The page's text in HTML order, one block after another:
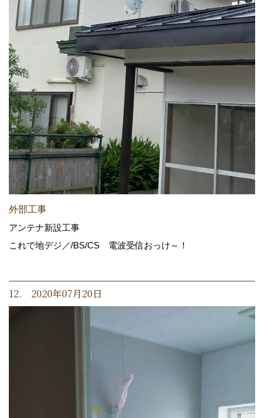
外部工事
アンテナ新設工事
これで地デジ／/BS/CS 電波受信おっけ～！
12. 2020年07月20日